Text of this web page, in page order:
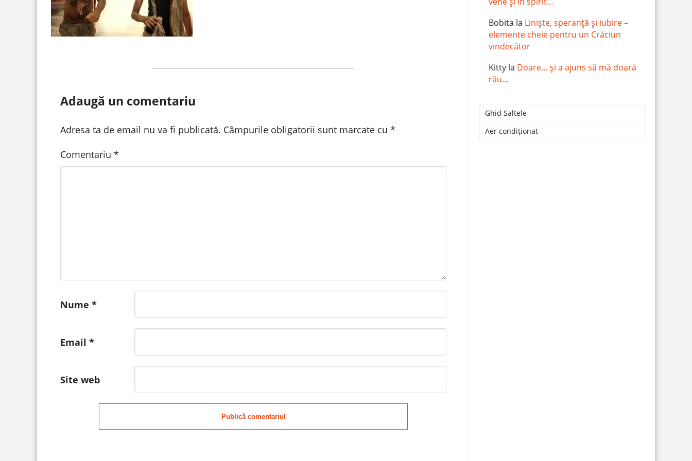
Adaugă un comentariu
Adresa ta de email nu va fi publicată. Câmpurile obligatorii sunt marcate cu *
Comentariu *
Nume *
Email *
Site web
Publică comentariul
Bobita la Liniște, speranță și iubire –
elemente cheie pentru un Crăciun
vindecător
Kitty la Doare… și a ajuns să mă doară
rău…
Ghid Saltele
Aer condiționat